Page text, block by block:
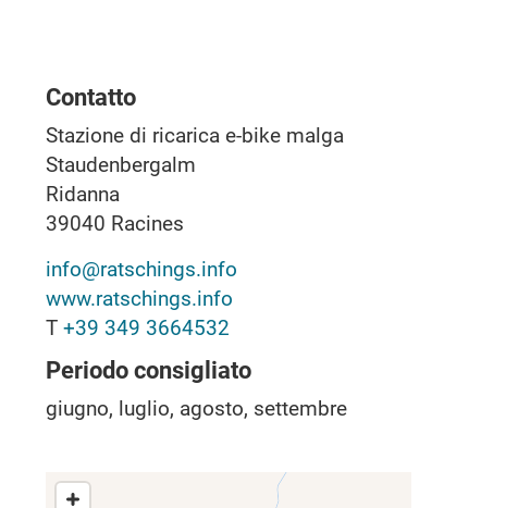
Contatto
Stazione di ricarica e-bike malga
Staudenbergalm
Ridanna
39040 Racines
info@ratschings.info
www.ratschings.info
T +39 349 3664532
Periodo consigliato
giugno, luglio, agosto, settembre